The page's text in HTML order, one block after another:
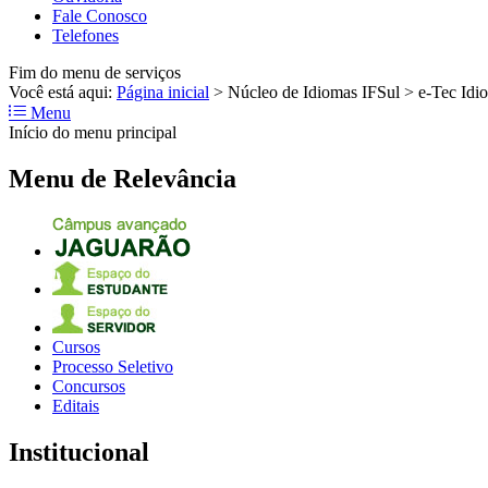
Fale Conosco
Telefones
Fim do menu de serviços
Você está aqui: Página inicial > Núcleo de Idiomas IFSul > e-Tec
Menu
Início do menu principal
Menu de Relevância
Cursos
Processo Seletivo
Concursos
Editais
Institucional